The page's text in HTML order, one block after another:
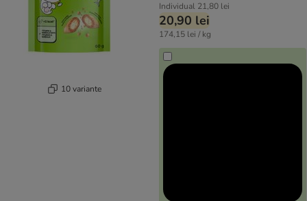
10 variante
Individual 21,80 lei
20,90 lei
174,15 lei / kg